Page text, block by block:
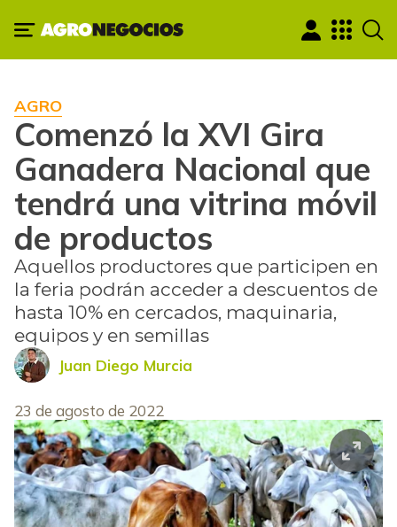
AGRO
Comenzó la XVI Gira
Ganadera Nacional que
tendrá una vitrina móvil
de productos
Aquellos productores que participen en
la feria podrán acceder a descuentos de
hasta 10% en cercados, maquinaria,
equipos y en semillas
Juan Diego Murcia
23 de agosto de 2022